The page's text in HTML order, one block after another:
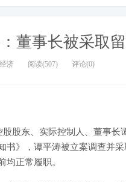
董事长被采取
济 阅读(507) 评论(0)
股东、实际控制人、董事长
书》，谭平涛被立案调查并
均正常履职。